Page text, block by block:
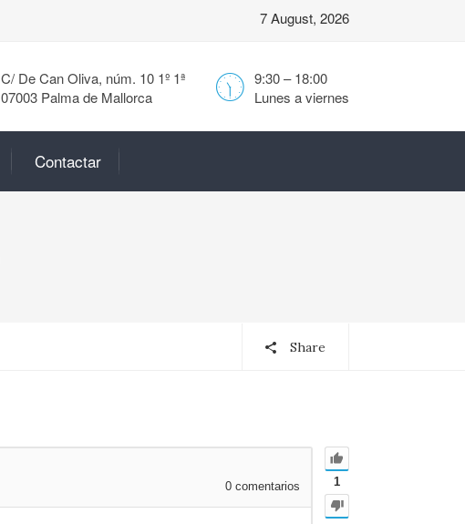
7 August, 2026
9:30 – 18:00
Lunes a viernes
C/ De Can Oliva, núm. 10 1º 1ª
07003 Palma de Mallorca
Contactar
Share
1
0 comentarios